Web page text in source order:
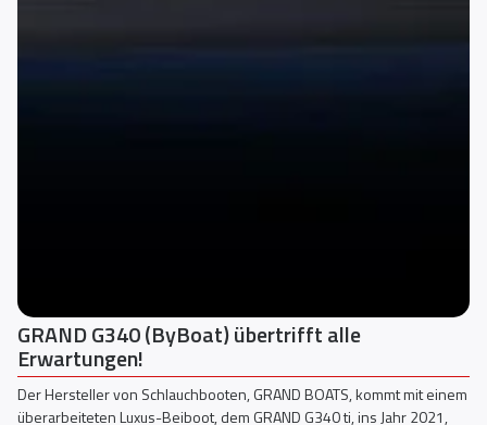
Wir stellen den aufregenden neuen Yamaha V6
mit 350 PS vor
Yamaha Motor Europe kündigt heute eine Reihe von Innovationen
die Wassersportbegeisterte begeistern werden, darunter als